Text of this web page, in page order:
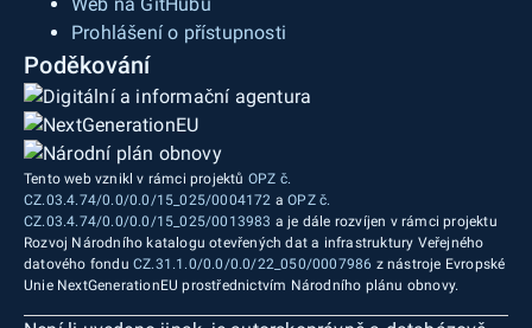
Prohlášení o přístupnosti
Poděkování
Tento web vznikl v rámci projektů OPZ č.
CZ.03.4.74/0.0/0.0/15_025/0004172 aOPZ č.
CZ.03.4.74/0.0/0.0/15_025/0013983 a je dále rozvíjen v rámci projektu
Rozvoj Národního katalogu otevřených dat a infrastruktury Veřejného
datového fondu CZ.31.1.0/0.0/0.0/22_050/0007986 z nástroje Evropské
Unie NextGenerationEU prostřednictvím Národního plánu obnovy.